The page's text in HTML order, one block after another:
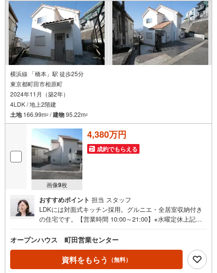
横浜線 「橋本」駅 徒歩25分
東京都町田市相原町
2024年11月（築2年）
4LDK / 地上2階建
土地166.99m2 /建物95.22m2
画像9枚
4,380万円
成約でもらえる
おすすめポイント 担当 スタッフ
LDKには対面式キッチン採用。グルニエ・全居室収納付き
の住宅です。【営業時間 10:00～21:00】※水曜定休上記時
ご連絡ください！現地を見学される場合は「室内・現地を
見学する（無料）」ボタンよりご希望の日時をご記入いた
だけますとスムーズにご案内が可能です。◎現地のご案内
について・平日や夜遅い時間帯もご案内が可能 ※定休日を
オープンハウス 町田営業センター
資料をもらう （無料）